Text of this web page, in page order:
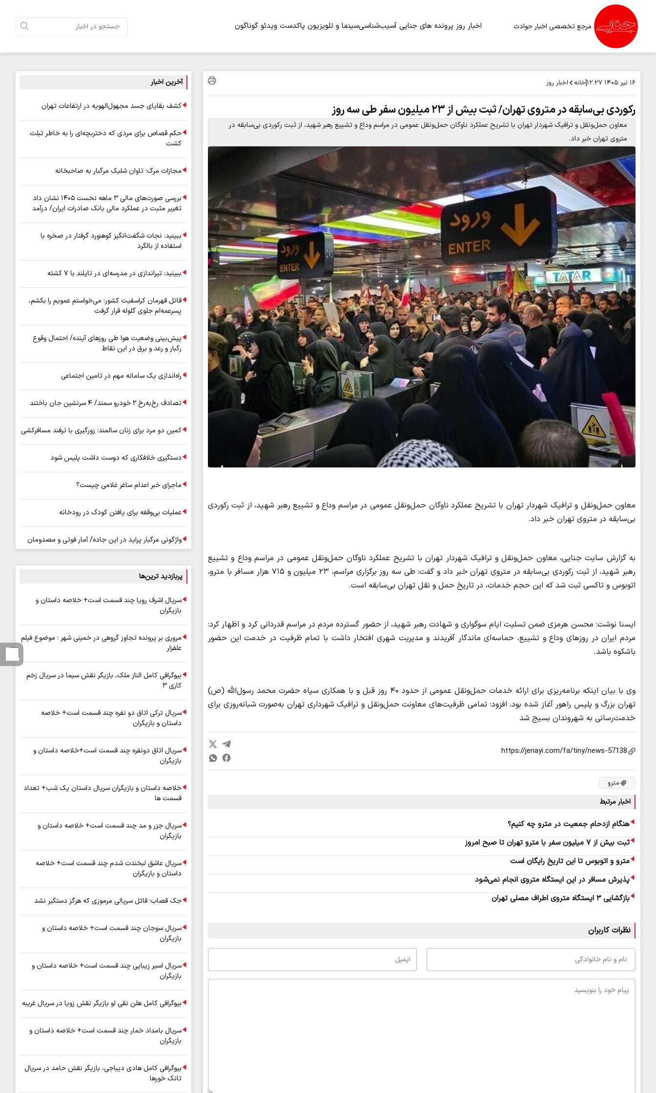
مرجع تخصصی اخبار حوادث اخبار روز پرونده های جنایی آسیب‌شناسیسینما و تلویزیون پاکدست ویدئو گوناگون
۱۶ تیر ۱۴۰۵ ۱۲:۲۷ خانه اخبار روز
رکوردی بی‌سابقه در متروی تهران/ ثبت بیش از ۲۳ میلیون سفر طی سه روز
معاون حمل‌ونقل و ترافیک شهردار تهران با تشریح عملکرد ناوگان حمل‌ونقل عمومی در مراسم وداع و تشییع رهبر شهید، از ثبت رکوردی بی‌سابقه در
متروی تهران خبر داد.
معاون حمل‌ونقل و ترافیک شهردار تهران با تشریح عملکرد ناوگان حمل‌ونقل عمومی در مراسم وداع و تشییع رهبر شهید، از ثبت رکوردی
بی‌سابقه در متروی تهران خبر داد.
به گزارش سایت جنایی، معاون حمل‌ونقل و ترافیک شهردار تهران با تشریح عملکرد ناوگان حمل‌ونقل عمومی در مراسم وداع و تشییع
رهبر شهید، از ثبت رکوردی بی‌سابقه در متروی تهران خبر داد و گفت: طی سه روز برگزاری مراسم، ۲۳ میلیون و ۷۱۵ هزار مسافر با مترو،
اتوبوس و تاکسی ثبت شد که این حجم خدمات، در تاریخ حمل و نقل تهران بی‌سابقه است.
ایسنا نوشت: محسن هرمزی ضمن تسلیت ایام سوگواری و شهادت رهبر شهید، از حضور گسترده مردم در مراسم قدردانی کرد و اظهار کرد:
مردم ایران در روزهای وداع و تشییع، حماسه‌ای ماندگار آفریدند و مدیریت شهری افتخار داشت با تمام ظرفیت در خدمت این حضور
باشکوه باشد.
وی با بیان اینکه برنامه‌ریزی برای ارائه خدمات حمل‌ونقل عمومی از حدود ۴۰ روز قبل و با همکاری سپاه حضرت محمد رسول‌الله (ص)
تهران بزرگ و پلیس راهور آغاز شده بود، افزود: تمامی ظرفیت‌های معاونت حمل‌ونقل و ترافیک شهرداری تهران به‌صورت شبانه‌روزی برای
خدمت‌رسانی به شهروندان بسیج شد
مترو
اخبار مرتبط
هنگام ازدحام جمعیت در مترو چه کنیم؟
ثبت بیش از ۷ میلیون سفر با مترو تهران تا صبح امروز
مترو و اتوبوس تا این تاریخ رایگان است
پذیرش مسافر در این ایستگاه متروی انجام نمی‌شود
بازگشایی ۳ ایستگاه متروی اطراف مصلی تهران
نظرات کاربران
آخرین اخبار
کشف بقایای جسد مجهول‌الهویه در ارتفاعات تهران
حکم قصاص برای مردی که دختربچه‌ای را به خاطر تبلت
کشت
مجازات مرگ؛ تاوان شلیک مرگبار به صاحبخانه
بررسی صورت‌های مالی ۳ ماهه نخست ۱۴۰۵ نشان داد
تغییر مثبت در عملکرد مالی بانک صادرات ایران/ درآمد
ببینید: نجات شگفت‌انگیز کوهنورد گرفتار در صخره با
استفاده از بالگرد
ببینید: تیراندازی در مدرسه‌ای در تایلند با ۷ کشته
قاتل قهرمان کراسفیت کشور: می‌خواستم عمویم را بکشم،
پسرعمه‌ام جلوی گلوله قرار گرفت
پیش‌بینی وضعیت هوا طی روزهای آینده/ احتمال وقوع
رگبار و رعد و برق در این نقاط
راه‌اندازی یک سامانه مهم در تامین اجتماعی
تصادف رخ‌به‌رخ ۲ خودرو سمند/ ۴ سرنشین جان باختند
کمین دو مرد برای زنان سالمند؛ زورگیری با ترفند مسافرکشی
دستگیری خلافکاری که دوست داشت پلیس شود
ماجرای خبر اعدام ساغر غلامی چیست؟
عملیات بی‌وقفه برای یافتن کودک در رودخانه
واژگونی مرگبار پراید در این جاده/ آمار فوتی و مصدومان
پربازدید ترین‌ها
سریال اشرف رویا چند قسمت است+ خلاصه داستان و
بازیگران
مروری بر پرونده تجاوز گروهی در خمینی شهر ؛ موضوع فیلم
علفزار
بیوگرافی کامل الناز ملک، بازیگر نقش سیما در سریال زخم
کاری ۳
سریال ترکی اتاق دو نفره چند قسمت است+ خلاصه
داستان و بازیگران
سریال اتاق دونفره چند قسمت است+خلاصه داستان و
بازیگران
خلاصه داستان و بازیگران سریال داستان یک شب+ تعداد
قسمت ها
سریال جزر و مد چند قسمت است+ خلاصه داستان و
بازیگران
سریال عاشق لبخندت شدم چند قسمت است+ خلاصه
داستان و بازیگران
جک قصاب؛ قاتل سریالی مرموزی که هرگز دستگیر نشد
سریال سوجان چند قسمت است+ خلاصه داستان و
بازیگران
سریال اسیر زیبایی چند قسمت است+ خلاصه داستان و
بازیگران
بیوگرافی کامل هلن نقی لو بازیگر نقش زویا در سریال غریبه
سریال بامداد خمار چند قسمت است+ خلاصه داستان و
بازیگران
بیوگرافی کامل هادی دیباجی، بازیگر نقش حامد در سریال
تانک خورها